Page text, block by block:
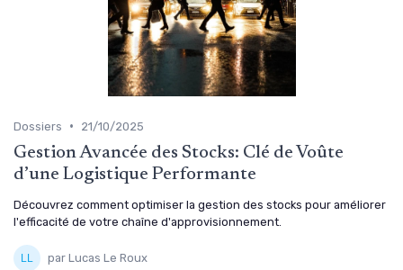
Dossiers • 21/10/2025
Gestion Avancée des Stocks: Clé de Voûte
d’une Logistique Performante
Découvrez comment optimiser la gestion des stocks pour améliorer
l'efficacité de votre chaîne d'approvisionnement.
par Lucas Le Roux